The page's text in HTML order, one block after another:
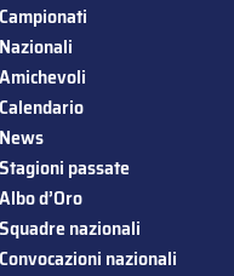
Campionati
Nazionali
Amichevoli
Calendario
News
Stagioni passate
Albo d’Oro
Squadre nazionali
Convocazioni nazionali